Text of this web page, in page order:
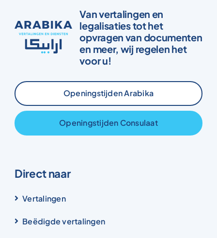
Van vertalingen en
legalisaties tot het
opvragen van documenten
en meer, wij regelen het
voor u!
Openingstijden Arabika
Openingstijden Consulaat
Direct naar
Vertalingen
Beëdigde vertalingen